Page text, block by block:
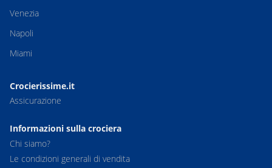
Venezia
Napoli
Miami
Crocierissime.it
Assicurazione
Informazioni sulla crociera
Chi siamo?
Le condizioni generali di vendita